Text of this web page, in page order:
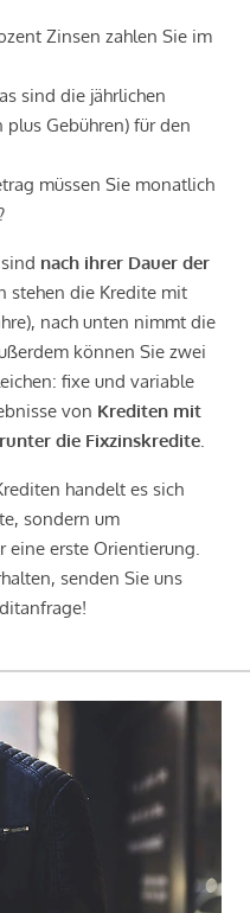
Zinsen zahlen Sie im
sind die jährlichen
Gebühren) für den
müssen Sie monatlich
nach ihrer Dauer der
stehen die Kredite mit
nach unten nimmt die
können Sie zwei
fixe und variable
von Krediten mit
die Fixzinskredite
handelt es sich
sondern um
erste Orientierung.
senden Sie uns